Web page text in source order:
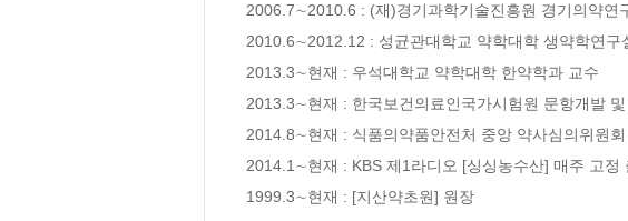
2006.7∼2010.6 : (재)경기과학기술진흥원 경기의약연
2010.6∼2012.12 : 성균관대학교 약학대학 생약학연구
2013.3∼현재 : 우석대학교 약학대학 한약학과 교수
2013.3∼현재 : 한국보건의료인국가시험원 문항개발
2014.8∼현재 : 식품의약품안전처 중앙 약사심의위원회
2014.1∼현재 : KBS 제1라디오 [싱싱농수산] 매주 고정
1999.3∼현재 : [지산약초원] 원장